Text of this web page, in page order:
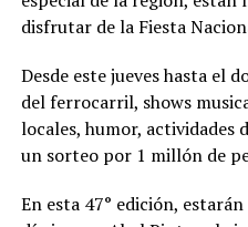
disfrutar de la Fiesta
Desde este jueves hasta el
del ferrocarril, shows
locales, humor, actividades
un sorteo por 1 millón de
En esta 47° edición,